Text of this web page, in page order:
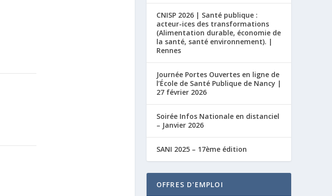
CNISP 2026 | Santé publique :
acteur-ices des transformations
(Alimentation durable, économie de
la santé, santé environnement). |
Rennes
Journée Portes Ouvertes en ligne de
l’École de Santé Publique de Nancy |
27 février 2026
Soirée Infos Nationale en distanciel
– Janvier 2026
SANI 2025 – 17ème édition
OFFRES D'EMPLOI